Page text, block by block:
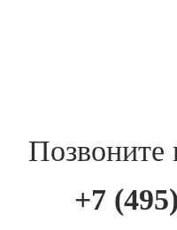
Позвоните
+7